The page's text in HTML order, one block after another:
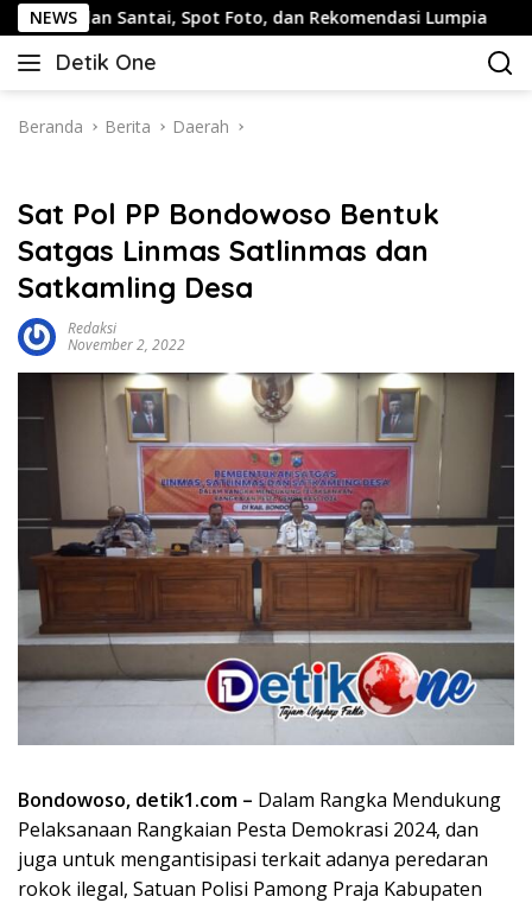
Langsung
ke
konten
NEWSSpot Foto, dan Rekomendasi Lumpia Panduan
Detik One
Tajam
Fakta
Beranda Berita Daerah
Sat Pol PP Bondowoso Bentuk
Satgas Linmas Satlinmas dan
Satkamling Desa
Redaksi
November 2, 2022
Bondowoso, detik1.com – Dalam Rangka Mendukung
Pelaksanaan Rangkaian Pesta Demokrasi 2024, dan
juga untuk mengantisipasi terkait adanya peredaran
rokok ilegal, Satuan Polisi Pamong Praja Kabupaten